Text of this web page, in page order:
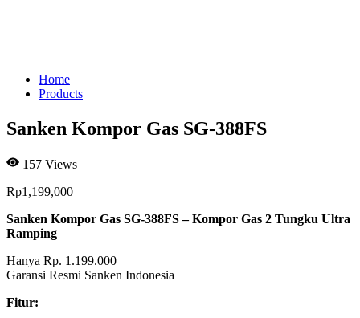
Home
Products
Sanken Kompor Gas SG-388FS
157 Views
Rp1,199,000
Sanken Kompor Gas SG-388FS – Kompor Gas 2 Tungku Ultra
Ramping
Hanya Rp. 1.199.000
Garansi Resmi Sanken Indonesia
Fitur: